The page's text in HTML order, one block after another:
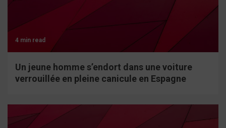
4 min read
Un jeune homme s’endort dans une voiture
verrouillée en pleine canicule en Espagne